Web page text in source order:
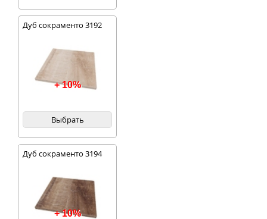
Дуб сокраменто 3192
+ 10%
Выбрать
Дуб сокраменто 3194
+ 10%